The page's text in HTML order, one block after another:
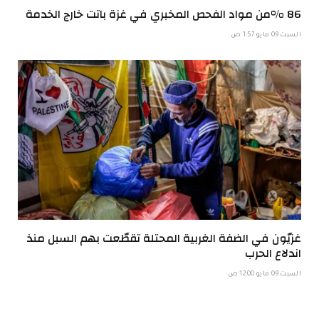
86 %من مواد الفحص المخبري في غزة باتت خارج الخدمة
السبت 09 مايو 1:57 ص
غزيّون في الضفة الغربية المحتلة تقطّعت بهم السبل منذ
اندلاع الحرب
السبت 09 مايو 12:00 ص